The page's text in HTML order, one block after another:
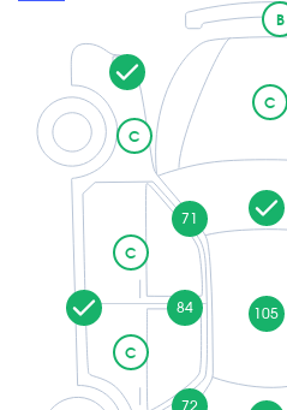
B
C
105
C
71
C
84
C
72